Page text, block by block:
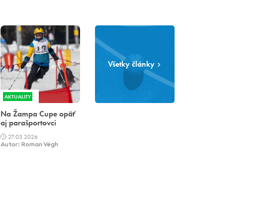
AKTUALITY
Na Žampa Cupe opäť
aj parašportovci
27.03.2026
Autor: Roman Végh
Všetky články